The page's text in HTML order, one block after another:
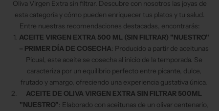
Oliva Virgen Extra sin filtrar. Descubre con nosotros las joyas de
esta categoría y cómo pueden enriquecer tus platos y tu salud.
Entre nuestras recomendaciones destacadas, encontrarás:
ACEITE VIRGEN EXTRA 500 ML (SIN FILTRAR) "NUESTRO"
– PRIMER DÍA DE COSECHA: Producido a partir de aceitunas
Picual, este aceite se cosecha al inicio de la temporada. Se
caracteriza por un equilibrio perfecto entre picante, dulce,
frutado y amargo, ofreciendo una experiencia gustativa única.
ACEITE DE OLIVA VIRGEN EXTRA SIN FILTRAR 500ML
"NUESTRO": Elaborado con aceitunas de un olivar centenario,